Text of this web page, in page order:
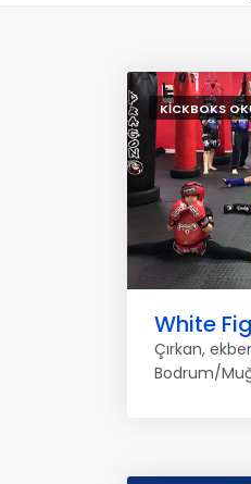
KICKBOKS
White
Çırkan,
Bodrum/